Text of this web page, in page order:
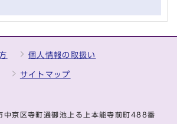
個人情報の取扱い
サイトマップ
京区寺町通御池上る上本能寺前町488番